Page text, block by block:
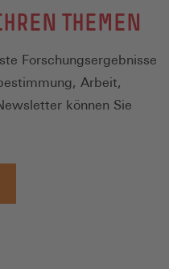
THEMEN
Forschungsergebnisse
Arbeit,
können Sie